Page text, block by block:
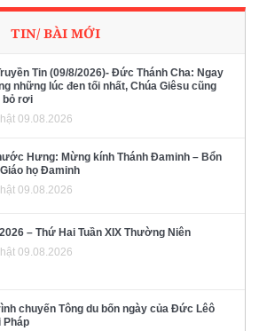
TIN/ BÀI MỚI
Tin (09/8/2026)- Đức Thánh Cha: Ngay
những lúc đen tối nhất, Chúa Giêsu cũng
bỏ rơi
09.08.2026
Hưng: Mừng kính Thánh Đaminh – Bổn
họ Đaminh
09.08.2026
– Thứ Hai Tuần XIX Thường Niên
09.08.2026
chuyến Tông du bốn ngày của Đức Lêô
Pháp